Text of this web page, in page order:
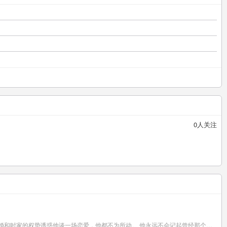
0人关注
家的权势诱惑他谈一场恋爱，他都不为所动。 他永远不会记起曾经那个